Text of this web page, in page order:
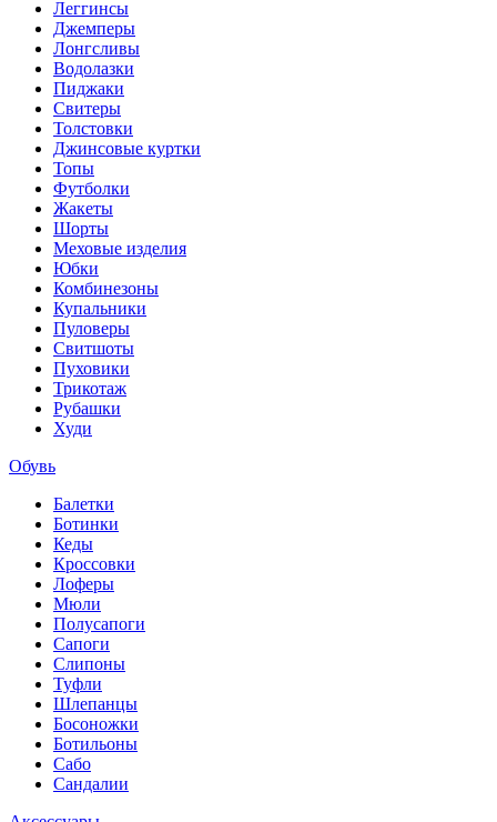
Леггинсы
Джемперы
Лонгсливы
Водолазки
Пиджаки
Свитеры
Толстовки
Джинсовые куртки
Топы
Футболки
Жакеты
Шорты
Меховые изделия
Юбки
Комбинезоны
Купальники
Пуловеры
Свитшоты
Пуховики
Трикотаж
Рубашки
Худи
Обувь
Балетки
Ботинки
Кеды
Кроссовки
Лоферы
Мюли
Полусапоги
Сапоги
Слипоны
Туфли
Шлепанцы
Босоножки
Ботильоны
Сабо
Сандалии